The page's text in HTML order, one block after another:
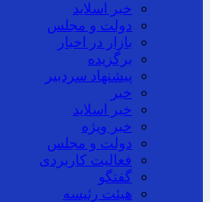
خبر اسلايد
دولت و مجلس
بازار در اخبار
برگزیده
پیشنهاد سردبیر
خبر
خبر اسلايد
خبر ویژه
دولت و مجلس
فعالیت کاربردی
گفتگو
هیئت رئیسه